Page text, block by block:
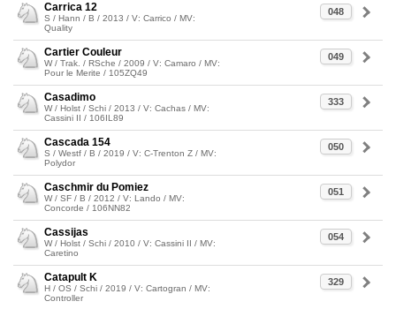
048
Carrica 12
S / Hann / B / 2013 / V: Carrico / MV:
Quality
049
Cartier Couleur
W / Trak. / RSche / 2009 / V: Camaro / MV:
Pour le Merite / 105ZQ49
333
Casadimo
W / Holst / Schi / 2013 / V: Cachas / MV:
Cassini II / 106IL89
050
Cascada 154
S / Westf / B / 2019 / V: C-Trenton Z / MV:
Polydor
051
Caschmir du Pomiez
W / SF / B / 2012 / V: Lando / MV:
Concorde / 106NN82
054
Cassijas
W / Holst / Schi / 2010 / V: Cassini II / MV:
Caretino
329
Catapult K
H / OS / Schi / 2019 / V: Cartogran / MV:
Controller